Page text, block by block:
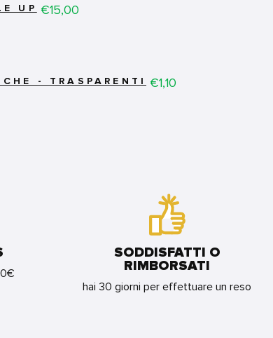
UP Price
€15,00
- TRASPARENTI Price
€1,10
SODDISFATTI O
RIMBORSATI
hai 30 giorni per effettuare un reso